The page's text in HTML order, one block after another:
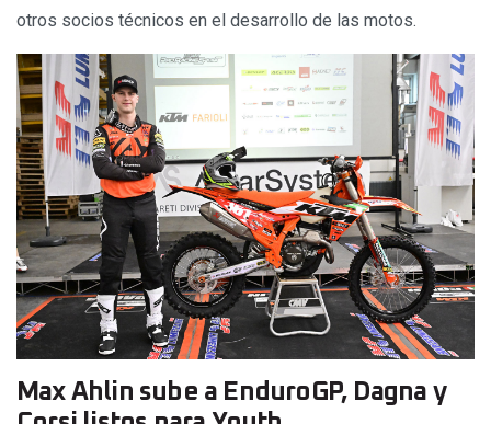
otros socios técnicos en el desarrollo de las motos.
Max Ahlin sube a EnduroGP, Dagna y